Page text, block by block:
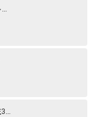
TIME SHARING 品川センタービルディング
TIME SHARING シテヌーブ北千住30A棟